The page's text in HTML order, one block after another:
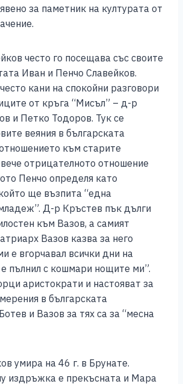
за паметник на културата от
често го посещава със своите
Иван и Пенчо Славейков.
кани на спокойни разговори
от кръга “Мисъл” – д-р
и Петко Тодоров. Тук се
веяния в българската
към старите
отрицателното отношение
Пенчо определя като
ще възпита “една
Д-р Кръстев пък дълги
към Вазов, а самият
Вазов казва за него
е вгорчавал всички дни на
пълнил с кошмари нощите ми”.
аристократи и настояват за
в българската
и Вазов за тях са за “месна
умира на 46 г. в Брунате.
издръжка е прекъсната и Мара